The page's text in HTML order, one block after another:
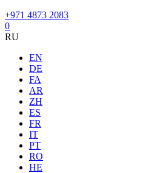
+971 4873 2083
0
RU
EN
DE
FA
AR
ZH
ES
FR
IT
PT
RO
HE